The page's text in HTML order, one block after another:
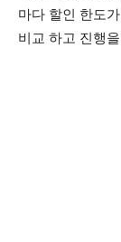
마다 할인 한도
비교 하고 진행